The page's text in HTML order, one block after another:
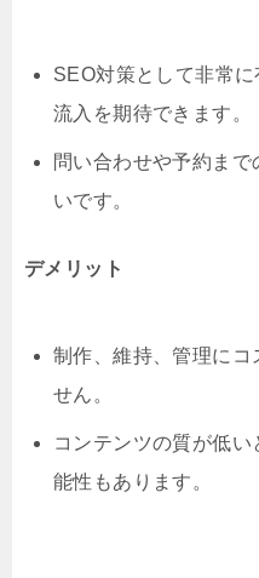
SEO対策として非常
流入を期待できます。
問い合わせや予約ま
いです。
デメリット
制作、維持、管理にコ
せん。
コンテンツの質が低
能性もあります。